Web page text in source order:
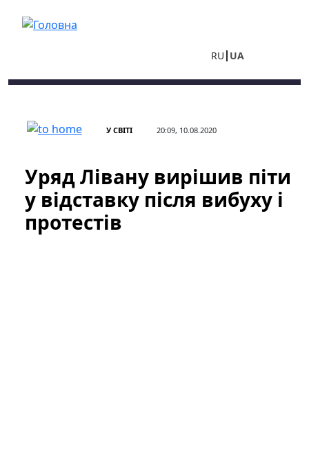
RU UA
У СВІТІ 20:09, 10.08.2020
Уряд Лівану вирішив піти
у відставку після вибуху і
протестів